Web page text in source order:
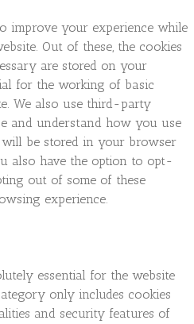
improve your experience while
Out of these, the cookies
are stored on your
for the working of basic
We also use third-party
and understand how you use
will be stored in your browser
also have the option to opt-
out of some of these
experience.
essential for the website
only includes cookies
and security features of